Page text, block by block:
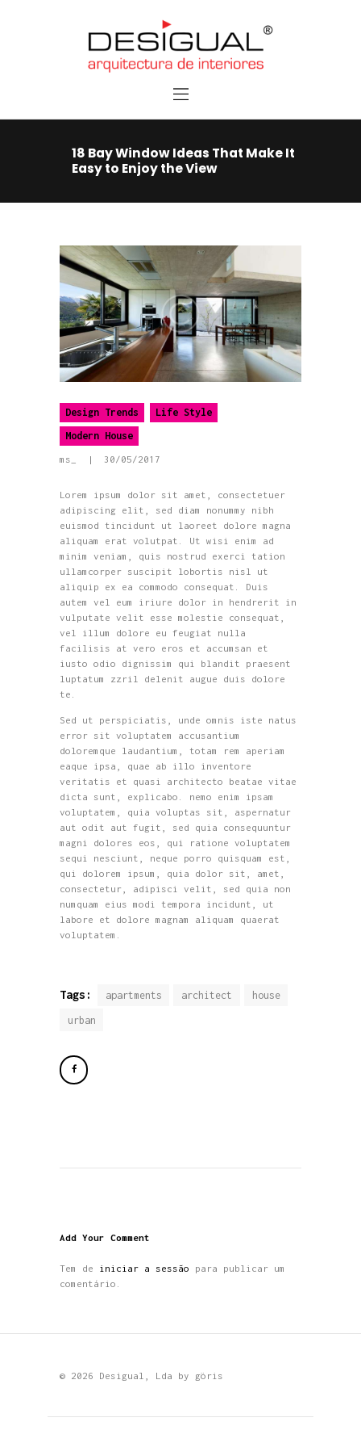
18 Bay Window Ideas That Make It
Easy to Enjoy the View
Home
Contacts
Design Trends
Life Style
Modern House
ms_ 30/05/2017
Lorem ipsum dolor sit amet, consectetuer
adipiscing elit, sed diam nonummy nibh
euismod tincidunt ut laoreet dolore magna
aliquam erat volutpat. Ut wisi enim ad
minim veniam, quis nostrud exerci tation
ullamcorper suscipit lobortis nisl ut
aliquip ex ea commodo consequat. Duis
autem vel eum iriure dolor in hendrerit in
vulputate velit esse molestie consequat,
vel illum dolore eu feugiat nulla
facilisis at vero eros et accumsan et
iusto odio dignissim qui blandit praesent
luptatum zzril delenit augue duis dolore
te.
Sed ut perspiciatis, unde omnis iste natus
error sit voluptatem accusantium
doloremque laudantium, totam rem aperiam
eaque ipsa, quae ab illo inventore
veritatis et quasi architecto beatae vitae
dicta sunt, explicabo. nemo enim ipsam
voluptatem, quia voluptas sit, aspernatur
aut odit aut fugit, sed quia consequuntur
magni dolores eos, qui ratione voluptatem
sequi nesciunt, neque porro quisquam est,
qui dolorem ipsum, quia dolor sit, amet,
consectetur, adipisci velit, sed quia non
numquam eius modi tempora incidunt, ut
labore et dolore magnam aliquam quaerat
voluptatem.
Tags: apartments architect house
urban
Add Your Comment
Tem de iniciar a sessão para publicar um
comentário.
© 2026 Desigual, Lda by göris